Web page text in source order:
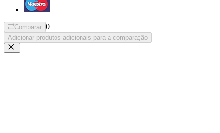
Comparar 0
Adicionar produtos adicionais para a comparação